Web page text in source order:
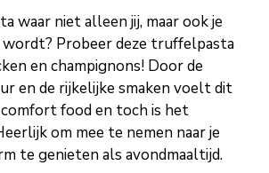
waar niet alleen jij, maar ook je
wordt? Probeer deze truffelpasta
en champignons! Door de
en de rijkelijke smaken voelt dit
food en toch is het
om mee te nemen naar je
te genieten als avondmaaltijd.